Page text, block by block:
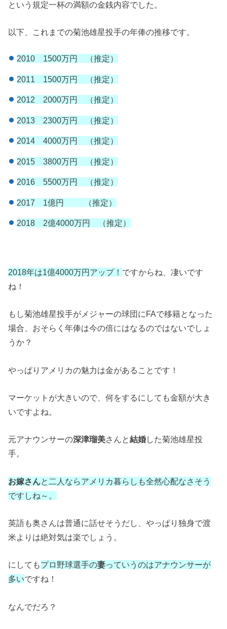
という規定一杯の満額の金銭内容でした。
以下、これまでの菊池雄星投手の年俸の推移です。
2010 1500万円 （推定）
2011 1500万円 （推定）
2012 2000万円 （推定）
2013 2300万円 （推定）
2014 4000万円 （推定）
2015 3800万円 （推定）
2016 5500万円 （推定）
2017 1億円 （推定）
2018 2億4000万円 （推定）
2018年は1億4000万円アップ！ ですからね、凄いです
ね！
もし菊池雄星投手がメジャーの球団にFAで移籍となった
場合、おそらく年俸は今の倍にはなるのではないでしょ
うか？
やっぱりアメリカの魅力は金があることです！
マーケットが大きいので、何をするにしても金額が大き
いですよね。
元アナウンサーの深津瑠美さんと結婚した菊池雄星投
手。
お嫁さん と二人ならアメリカ暮らしも全然心配なさそう
ですしね～。
英語も奥さんは普通に話せそうだし、やっぱり独身で渡
米よりは絶対気は楽でしょう。
にしてもプロ野球選手の妻っていうのはアナウンサーが
多いですね！
なんでだろ？